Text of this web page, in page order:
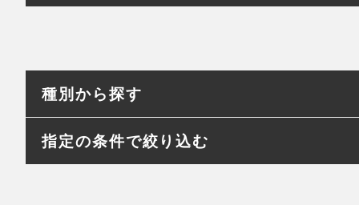
種別から探す
指定の条件で絞り込む